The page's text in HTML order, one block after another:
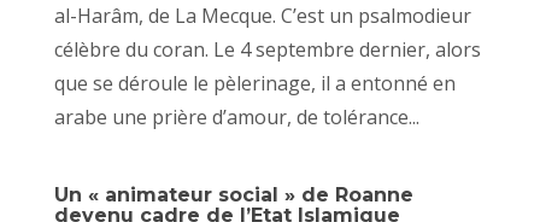
al-Harâm, de La Mecque. C’est un psalmodieur
célèbre du coran. Le 4 septembre dernier, alors
que se déroule le pèlerinage, il a entonné en
arabe une prière d’amour, de tolérance...
Un « animateur social » de Roanne
devenu cadre de l’Etat Islamique